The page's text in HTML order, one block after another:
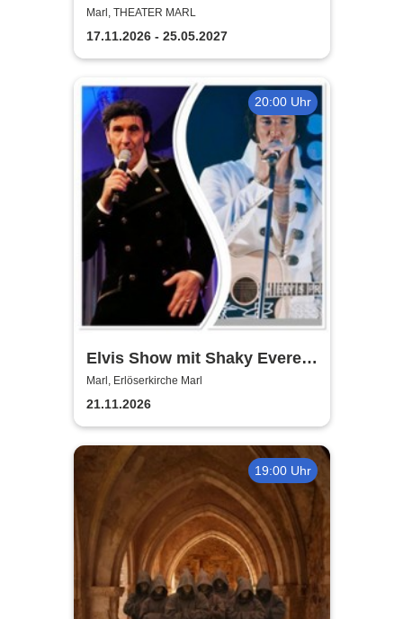
Marl, THEATER MARL
17.11.2026 - 25.05.2027
20:00 Uhr
Elvis Show mit Shaky Everett
und Brian Troy - die Elvis
Christmas, Gospel und
Rock`n´Roll Show
Marl, Erlöserkirche Marl
21.11.2026
19:00 Uhr